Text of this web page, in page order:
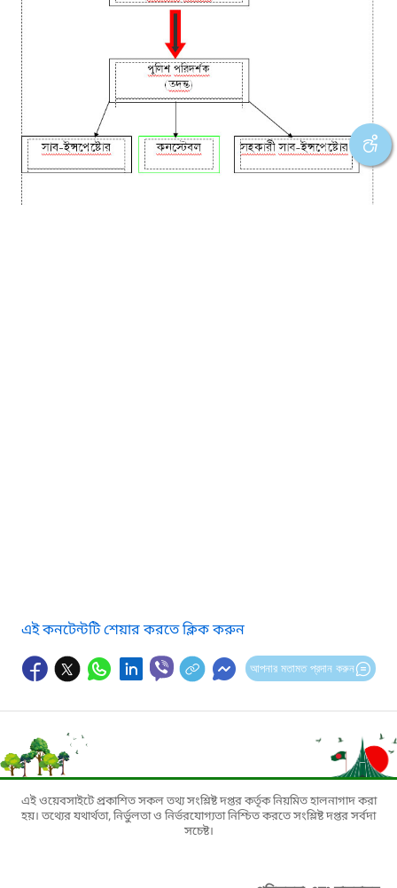
এই কনটেন্টটি শেয়ার করতে ক্লিক করুন
আপনার মতামত প্রদান করুন
এই ওয়েবসাইটে প্রকাশিত সকল তথ্য সংশ্লিষ্ট দপ্তর কর্তৃক নিয়মিত হালনাগাদ করা
হয়। তথ্যের যথার্থতা, নির্ভুলতা ও নির্ভরযোগ্যতা নিশ্চিত করতে সংশ্লিষ্ট দপ্তর সর্বদা
সচেষ্ট।